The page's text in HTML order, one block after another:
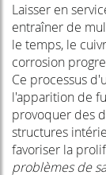
Laisser en
entraîner de
le temps, le
corrosion
Ce processus
l'apparition de
provoquer des
structures
favoriser la
problèmes de